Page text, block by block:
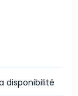
disponibilité